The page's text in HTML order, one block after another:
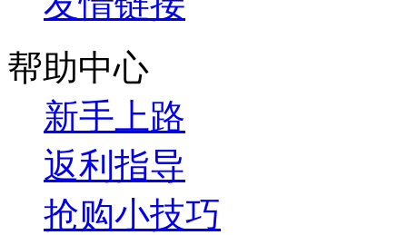
帮助中心
新手上路
返利指导
抢购小技巧